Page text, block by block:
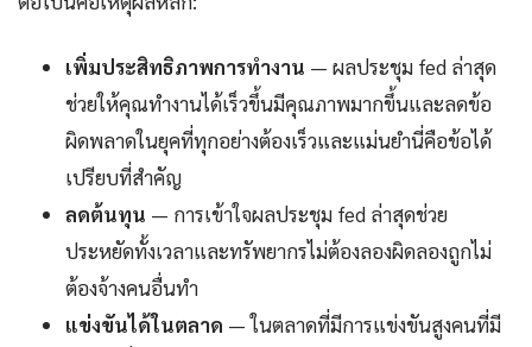
เพิ่มประสิทธิภาพการทำงาน — ผลประชุม fed ล่าสุด
ช่วยให้คุณทำงานได้เร็วขึ้นมีคุณภาพมากขึ้นและลดข้อ
ผิดพลาดในยุคที่ทุกอย่างต้องเร็วและแม่นยำนี่คือข้อได้
เปรียบที่สำคัญ
ลดต้นทุน — การเข้าใจผลประชุม fed ล่าสุดช่วย
ประหยัดทั้งเวลาและทรัพยากรไม่ต้องลองผิดลองถูกไม่
ต้องจ้างคนอื่นทำ
แข่งขันได้ในตลาด — ในตลาดที่มีการแข่งขันสูงคนที่มี